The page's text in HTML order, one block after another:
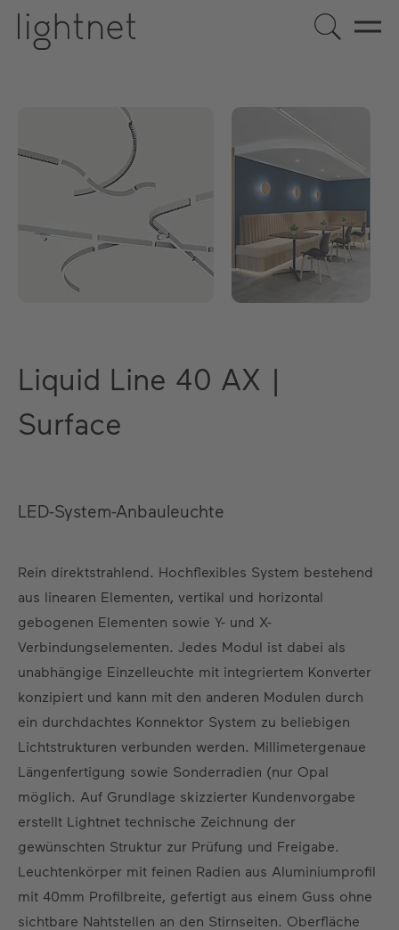
DE EN US ES FR
Liquid Line 40 AX |
Surface
LED-System-Anbauleuchte
Rein direktstrahlend. Hochflexibles System bestehend
aus linearen Elementen, vertikal und horizontal
gebogenen Elementen sowie Y- und X-
Verbindungselementen. Jedes Modul ist dabei als
unabhängige Einzelleuchte mit integriertem Konverter
konzipiert und kann mit den anderen Modulen durch
ein durchdachtes Konnektor System zu beliebigen
Lichtstrukturen verbunden werden. Millimetergenaue
Längenfertigung sowie Sonderradien (nur Opal
möglich. Auf Grundlage skizzierter Kundenvorgabe
erstellt Lightnet technische Zeichnung der
gewünschten Struktur zur Prüfung und Freigabe.
Leuchtenkörper mit feinen Radien aus Aluminiumprofil
mit 40mm Profilbreite, gefertigt aus einem Guss ohne
sichtbare Nahtstellen an den Stirnseiten. Oberfläche